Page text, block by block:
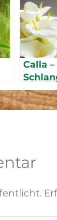
Calla –
wurz /